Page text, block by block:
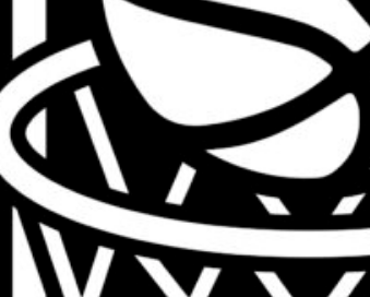
Mikko
Salminen BC
Nokian
toiminnanjoht
ajaksi